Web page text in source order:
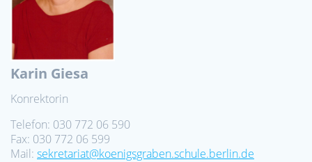
Karin Giesa
Konrektorin
Telefon: 030 772 06 590
Fax: 030 772 06 599
Mail: sekretariat@koenigsgraben.schule.berlin.de